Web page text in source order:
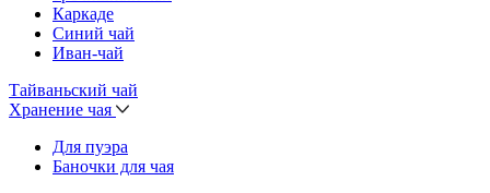
Каркаде
Синий чай
Иван-чай
Тайваньский чай
Хранение чая
Для пуэра
Баночки для чая